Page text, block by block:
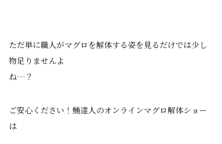
ただ単に職人がマグロを解体する姿を見るだけでは少し
物足りませんよ
ね…？
ご安心ください！鮪達人のオンラインマグロ解体ショー
は